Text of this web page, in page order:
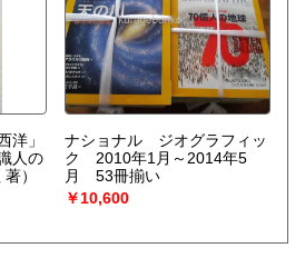
洋」
人の
）
ナショナル ジオグラフィッ
ク 2010年1月～2014年5
月 53冊揃い
￥10,600